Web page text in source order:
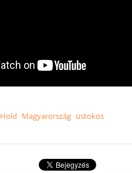
Hold Magyarország üstökös